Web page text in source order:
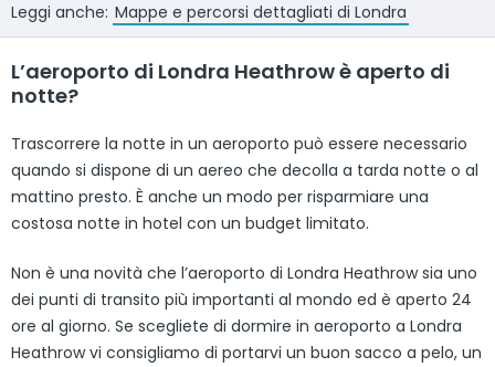
Leggi anche: Mappe e percorsi dettagliati di Londra
L’aeroporto di Londra Heathrow è aperto di
notte?
Trascorrere la notte in un aeroporto può essere necessario
quando si dispone di un aereo che decolla a tarda notte o al
mattino presto. È anche un modo per risparmiare una
costosa notte in hotel con un budget limitato.
Non è una novità che l’aeroporto di Londra Heathrow sia uno
dei punti di transito più importanti al mondo ed è aperto 24
ore al giorno. Se scegliete di dormire in aeroporto a Londra
Heathrow vi consigliamo di portarvi un buon sacco a pelo, un